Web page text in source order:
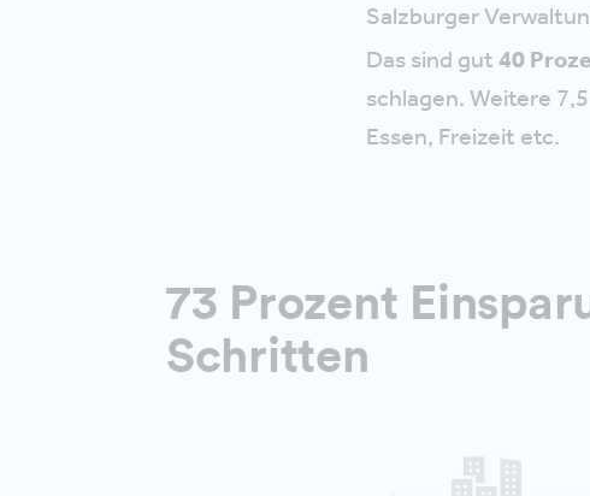
Salzburger
Das sind gut 40
schlagen. Weitere
Essen, Freizeit etc.
73 Prozent
Schritten